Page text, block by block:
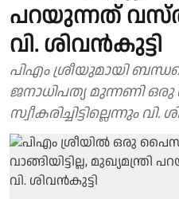
പറയുന്നത്
വി. ശിവൻകുട്ടി
പിഎം ശ്രീയുമായി
ജനാധിപത്യ മുന്നണി ഒരു
സ്വീകരിച്ചിട്ടില്ലെന്നും വി.